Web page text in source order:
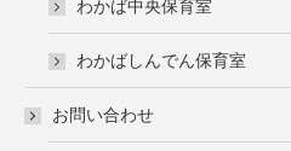
わかば中央保育室
わかばしんでん保育室
お問い合わせ